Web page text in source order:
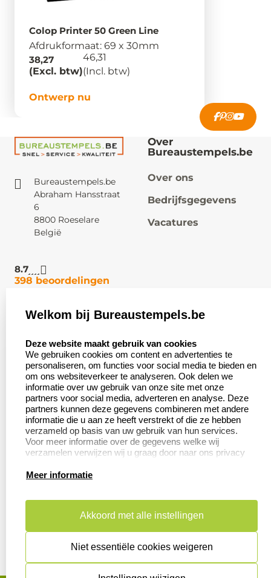
Colop Printer 50 Green Line
Afdrukformaat: 69 x 30mm
38,27
(Excl. btw)
46,31
(Incl. btw)
Ontwerp nu
Bureaustempels.be
Abraham Hansstraat
6
8800 Roeselare
België
8.7
398 beoordelingen
Over
Bureaustempels.be
Over ons
Bedrijfsgegevens
Vacatures
Klantenservice:
Contact
Veel gestelde vragen
Retourneren
Herroepingsrecht
Zakelijk:
Aanvraag op maat
Wederverkoper
worden
Betaling &
Verzending
Productinformatie:
Aanleverspecificaties
Instructie voor
Safety Sheets
Sitemap
Welkom bij Bureaustempels.be
Deze website maakt gebruik van cookies
We gebruiken cookies om content en advertenties te
personaliseren, om functies voor social media te bieden en
om ons websiteverkeer te analyseren. Ook delen we
informatie over uw gebruik van onze site met onze
partners voor social media, adverteren en analyse. Deze
partners kunnen deze gegevens combineren met andere
informatie die u aan ze heeft verstrekt of die ze hebben
verzameld op basis van uw gebruik van hun services.
Voor meer informatie over de gegevens welke wij
verzamelen verwijzen wij u graag door naar ons privacy
Meer informatie
Akkoord met alle instellingen
Niet essentiële cookies weigeren